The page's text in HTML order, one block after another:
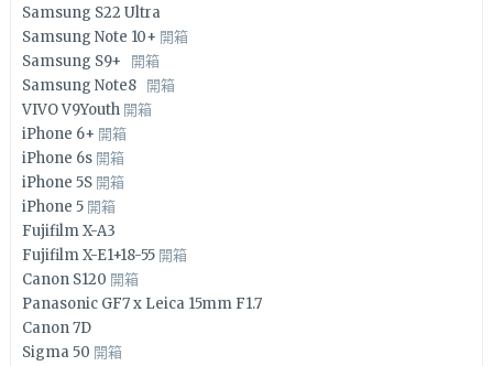
Samsung S22 Ultra
Samsung Note 10+ 開箱
Samsung S9+ 開箱
Samsung Note8 開箱
VIVO V9Youth 開箱
iPhone 6+ 開箱
iPhone 6s 開箱
iPhone 5S 開箱
iPhone 5 開箱
Fujifilm X-A3
Fujifilm X-E1+18-55 開箱
Canon S120 開箱
Panasonic GF7 x Leica 15mm F1.7
Canon 7D
Sigma 50 開箱